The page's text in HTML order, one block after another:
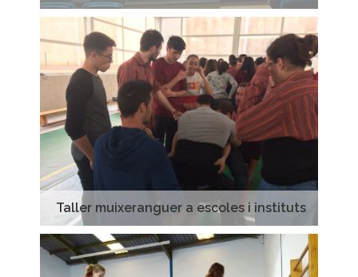
Taller muixeranguer a escoles i instituts